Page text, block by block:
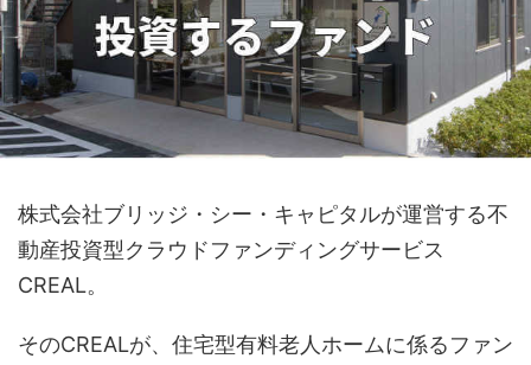
株式会社ブリッジ・シー・キャピタルが運営する不
動産投資型クラウドファンディングサービス
CREAL。
そのCREALが、住宅型有料老人ホームに係るファン